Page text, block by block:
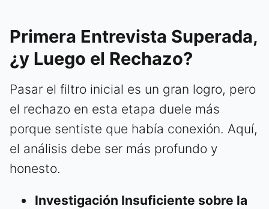
Primera Entrevista Superada,
¿y Luego el Rechazo?
Pasar el filtro inicial es un gran logro, pero
el rechazo en esta etapa duele más
porque sentiste que había conexión. Aquí,
el análisis debe ser más profundo y
honesto.
Investigación Insuficiente sobre la